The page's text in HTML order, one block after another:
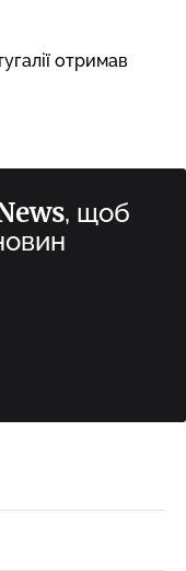
отримав
, щоб